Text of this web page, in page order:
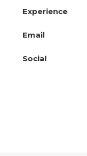
Experience
Email
Social